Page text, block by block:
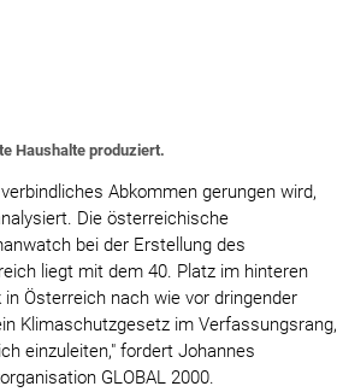
Haushalte produziert.
Abkommen gerungen wird,
Die österreichische
bei der Erstellung des
liegt mit dem 40. Platz im hinteren
Österreich nach wie vor dringender
Klimaschutzgesetz im Verfassungsrang,
einzuleiten," fordert Johannes
GLOBAL 2000.